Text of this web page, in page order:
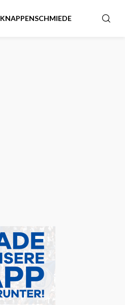
KNAPPENSCHMIEDE